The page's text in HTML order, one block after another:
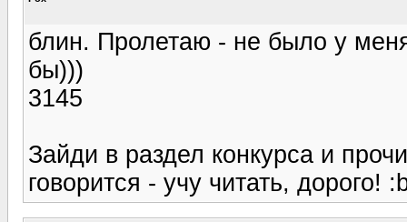
блин. Пролетаю - не было у
бы)))
3145
Зайди в раздел конкурса и
говорится - учу читать, дорого!